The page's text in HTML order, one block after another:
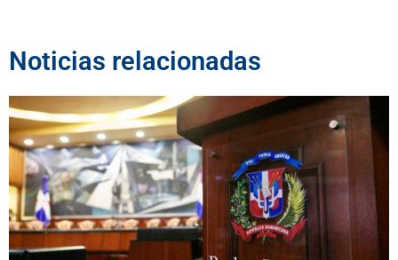
Noticias relacionadas